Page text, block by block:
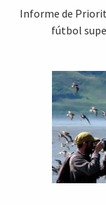
Informe de
fútbol